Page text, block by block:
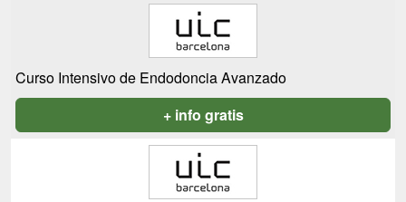
Curso Intensivo de Endodoncia Avanzado
+ info gratis